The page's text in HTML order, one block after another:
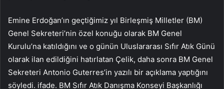
Emine Erdoğan’ın geçtiğimiz yıl Birleşmiş Milletler (BM)
Genel Sekreteri’nin özel konuğu olarak BM Genel
Kurulu’na katıldığını ve o günün Uluslararası Sıfır Atık Günü
olarak ilan edildiğini hatırlatan Çelik, daha sonra BM Genel
Sekreteri Antonio Guterres’in yazılı bir açıklama yaptığını
söyledi. ifade. BM Sıfır Atık Danışma Konseyi Başkanlığı